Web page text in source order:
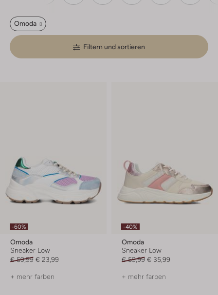
Omoda
Filtern und sortieren
-60%
Omoda
Sneaker Low
€ 59,99 € 23,99
+ mehr farben
-40%
Omoda
Sneaker Low
€ 59,99 € 35,99
+ mehr farben